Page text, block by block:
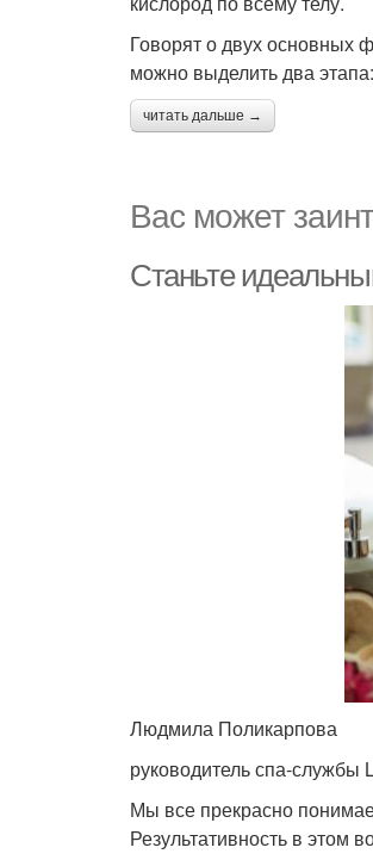
Говорят о двух основных
можно выделить два этапа:
читать дальше →
Вас может
Станьте
Людмила Поликарпова
руководитель спа-службы
Мы все прекрасно
Результативность в этом